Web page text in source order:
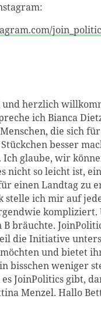
herzlich
ich Bianca
die sich
besser
Ich glaube, wir
nicht so leicht ist,
einen Landtag zu
stelle ich mir auf
kompliziert.
bräuchte.
die Initiative
und bietet
bisschen weniger
JoinPolitics gibt,
Menzel. Hallo